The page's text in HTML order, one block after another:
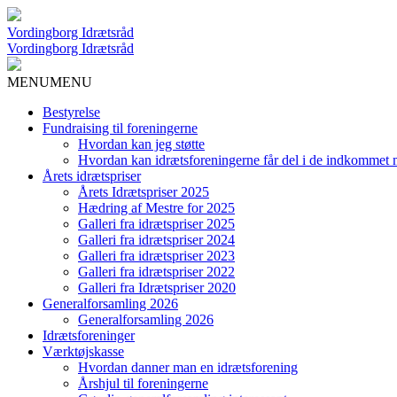
Vordingborg Idrætsråd
Vordingborg Idrætsråd
MENUMENU
Bestyrelse
Fundraising til foreningerne
Hvordan kan jeg støtte
Hvordan kan idrætsforeningerne får del i de indkommet
Årets idrætspriser
Årets Idrætspriser 2025
Hædring af Mestre for 2025
Galleri fra idrætspriser 2025
Galleri fra idrætspriser 2024
Galleri fra idrætspriser 2023
Galleri fra idrætspriser 2022
Galleri fra Idrætspriser 2020
Generalforsamling 2026
Generalforsamling 2026
Idrætsforeninger
Værktøjskasse
Hvordan danner man en idrætsforening
Årshjul til foreningerne